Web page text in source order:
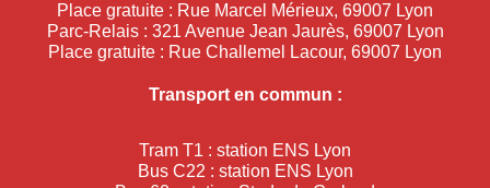
Place gratuite : Rue Marcel Mérieux, 69007 Lyon
Parc-Relais : 321 Avenue Jean Jaurès, 69007 Lyon
Place gratuite : Rue Challemel Lacour, 69007 Lyon
Transport en commun :
Tram T1 : station ENS Lyon
Bus C22 : station ENS Lyon